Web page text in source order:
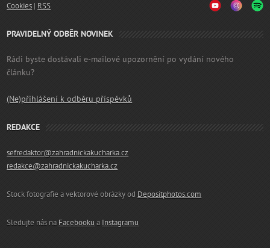
Cookies | RSS
PRAVIDELNÝ ODBĚR NOVINEK
Rádi byste dostávali e-mailové upozornění po vydání nového
článku?
(Ne)přihlášení k odběru příspěvků
REDAKCE
sefredaktor@zahradnickakucharka.cz
redakce@zahradnickakucharka.cz
Stock fotografie a vektorové obrázky od Depositphotos.com
Sledujte nás na Facebooku a Instagramu